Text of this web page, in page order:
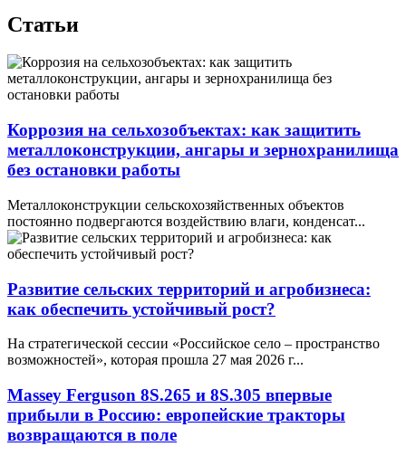
Статьи
Коррозия на сельхозобъектах: как защитить
металлоконструкции, ангары и зернохранилища
без остановки работы
Металлоконструкции сельскохозяйственных объектов
постоянно подвергаются воздействию влаги, конденсат...
Развитие сельских территорий и агробизнеса:
как обеспечить устойчивый рост?
На стратегической сессии «Российское село – пространство
возможностей», которая прошла 27 мая 2026 г...
Massey Ferguson 8S.265 и 8S.305 впервые
прибыли в Россию: европейские тракторы
возвращаются в поле